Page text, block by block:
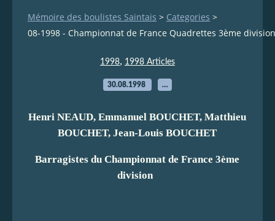
Mémoire des boulistes Saintais > Categories >
08-1998 - Championnat de France Quadrettes 3ème
1998, 1998 Articles
30.08.1998 …
Henri NEAUD, Emmanuel BOUCHET, Matthieu
BOUCHET, Jean-Louis BOUCHET
Barragistes du Championnat de France 3ème
division